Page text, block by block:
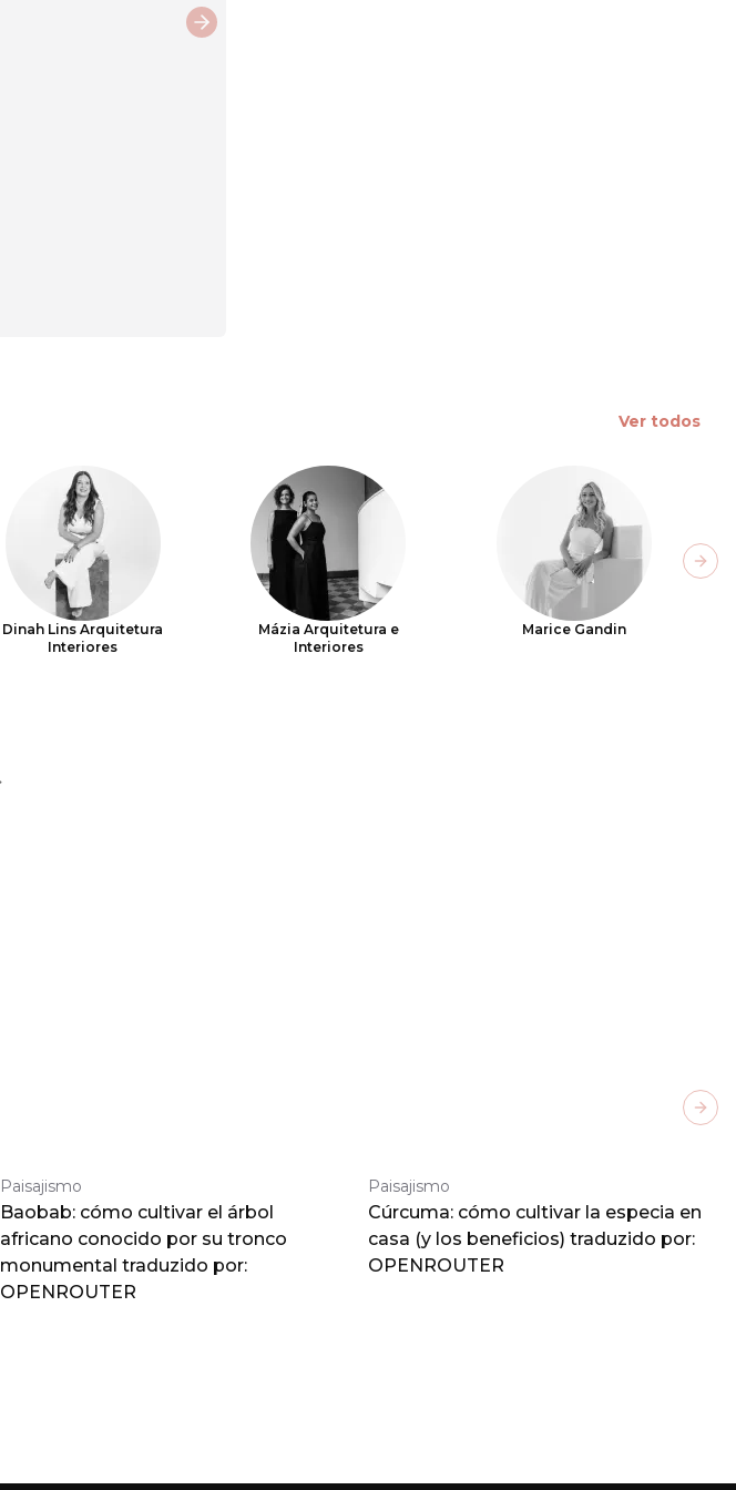
Next slide
Ver todos
Dinah Lins Arquitetura
Interiores
Mázia Arquitetura e
Interiores
Marice Gandin
Paisajismo
Baobab: cómo cultivar el árbol
africano conocido por su tronco
monumental traduzido por:
OPENROUTER
Paisajismo
Cúrcuma: cómo cultivar la especia en
casa (y los beneficios) traduzido por:
OPENROUTER